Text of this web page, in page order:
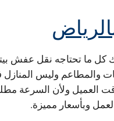
كل ما تحتاجه نقل عفش
والمطاعم وليس
ولأن السرعة
وبأسعار مميزة.